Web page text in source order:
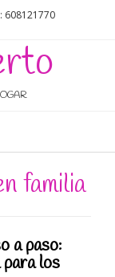
608121770
familia
a paso:
los